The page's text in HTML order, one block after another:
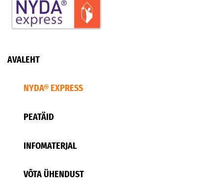
AVALEHT
NYDA® EXPRESS
PEATÄID
INFOMATERJAL
VÕTA ÜHENDUST